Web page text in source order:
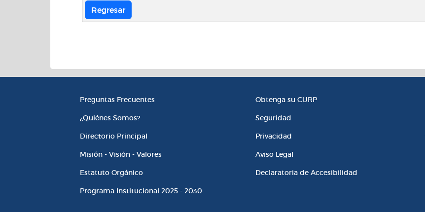
Información Institucional
Preguntas Frecuentes
¿Quiénes Somos?
Directorio Principal
Misión - Visión - Valores
Estatuto Orgánico
Programa Institucional 2025 - 2030
Enlaces de Interés
Obtenga su CURP
Seguridad
Privacidad
Aviso Legal
Declaratoria de Accesibilidad